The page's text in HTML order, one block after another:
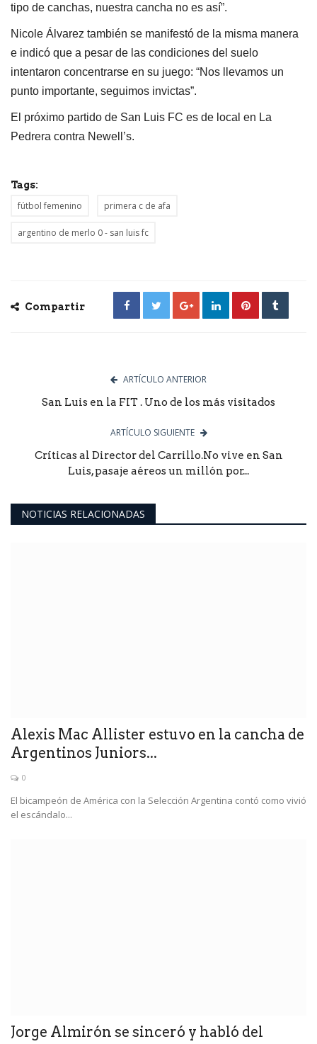
tipo de canchas, nuestra cancha no es así”.
Nicole Álvarez también se manifestó de la misma manera
e indicó que a pesar de las condiciones del suelo
intentaron concentrarse en su juego: “Nos llevamos un
punto importante, seguimos invictas”.
El próximo partido de San Luis FC es de local en La
Pedrera contra Newell’s.
Tags:
fútbol femenino primera c de afa
argentino de merlo 0 - san luis fc
Compartir
ARTÍCULO ANTERIOR
San Luis en la FIT . Uno de los más visitados
ARTÍCULO SIGUIENTE
Críticas al Director del Carrillo.No vive en San
Luis, pasaje aéreos un millón por...
NOTICIAS RELACIONADAS
Alexis Mac Allister estuvo en la cancha de
Argentinos Juniors...
0
El bicampeón de América con la Selección Argentina contó como vivió
el escándalo...
Jorge Almirón se sinceró y habló del